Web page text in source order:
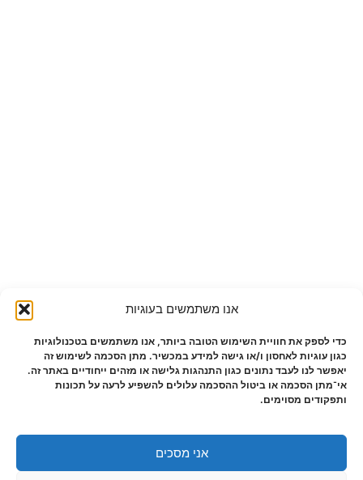
אנו משתמשים בעוגיות
כדי לספק את חוויית השימוש הטובה ביותר, אנו משתמשים בטכנולוגיות
כגון עוגיות לאחסון ו/או גישה למידע במכשיר. מתן הסכמה לשימוש זה
יאפשר לנו לעבד נתונים כגון התנהגות גלישה או מזהים ייחודיים באתר זה.
אי־מתן הסכמה או ביטול ההסכמה עלולים להשפיע לרעה על תכונות
ותפקודים מסוימים.
אני מסכים